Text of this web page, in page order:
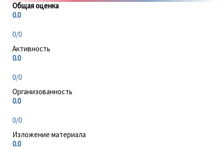
Общая оценка
0.0
0/0
Активность
0.0
0/0
Организованность
0.0
0/0
Изложение материала
0.0